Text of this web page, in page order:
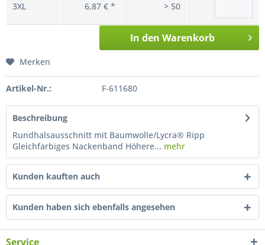
3XL 6,87 € * > 50
In den Warenkorb
Merken
Artikel-Nr.: F-611680
Beschreibung
Rundhalsausschnitt mit Baumwolle/Lycra® Ripp
Gleichfarbiges Nackenband Höhere... mehr
Kunden kauften auch
Kunden haben sich ebenfalls angesehen
Service